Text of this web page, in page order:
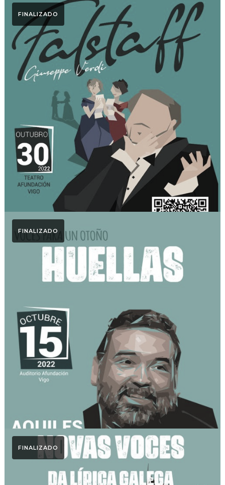
FALSTAFF. Otoño Lírico
2022
Otoño Lírico
FINALIZADO
Huellas. Otoño Lírico 2022
Otoño Lírico
FINALIZADO
FINALIZADO